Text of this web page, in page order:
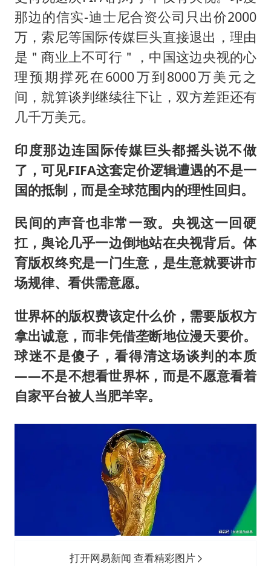
那边的信实-迪士尼合资公司只出价2000
万，索尼等国际传媒巨头直接退出，理由
是＂商业上不可行＂，中国这边央视的心
理预期撑死在6000万到8000万美元之
间，就算谈判继续往下让，双方差距还有
几千万美元。
印度那边连国际传媒巨头都摇头说不做
了，可见FIFA这套定价逻辑遭遇的不是一
国的抵制，而是全球范围内的理性回归。
民间的声音也非常一致。央视这一回硬
扛，舆论几乎一边倒地站在央视背后。体
育版权终究是一门生意，是生意就要讲市
场规律、看供需意愿。
世界杯的版权费该定什么价，需要版权方
拿出诚意，而非凭借垄断地位漫天要价。
球迷不是傻子，看得清这场谈判的本质
——不是不想看世界杯，而是不愿意看着
自家平台被人当肥羊宰。
打开网易新闻 查看精彩图片